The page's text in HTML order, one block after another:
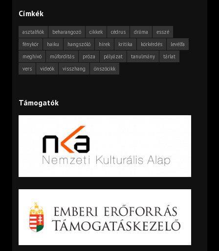
Címkék
asztalfiók beharangozó cikkek cédrus dráma
esszé
fénykör
haiku hangszóló hírek kritika körkérdés
levélfa
meghívó
műfordítás próza pályázat tanulmány
tárlat
vers
videók visszhang önszócikk
Támogatók